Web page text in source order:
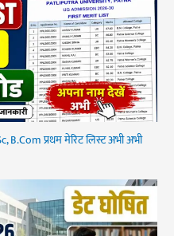
B.Com प्रथम मेरिट लिस्ट अभी अभी